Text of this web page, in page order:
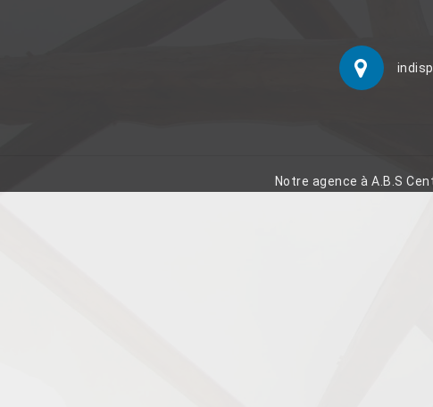
Notre agence à A.B.S